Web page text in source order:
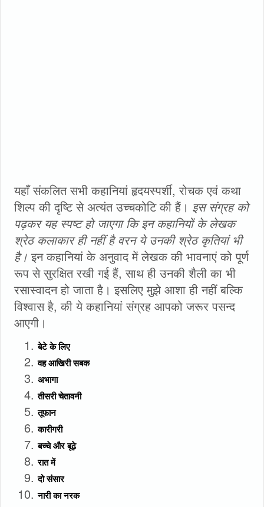
यहाँ संकलित सभी कहानियां हृदयस्पर्शी, रोचक एवं कथा
शिल्प की दृष्टि से अत्यंत उच्चकोटि की हैं। इस संग्रह को
पढ़कर यह स्पष्ट हो जाएगा कि इन कहानियों के लेखक
श्रेठ कलाकार ही नहीं है वरन ये उनकी श्रेठ कृतियां भी
है।इन कहानियां के अनुवाद में लेखक की भावनाएं को पूर्ण
रूप से सुरक्षित रखी गई हैं, साथ ही उनकी शैली का भी
रसास्वादन हो जाता है। इसलिए मुझे आशा ही नहीं बल्कि
विश्वास है, की ये कहानियां संग्रह आपको जरूर पसन्द
आएगी।
बेटे के लिए
वह आखिरी सबक
अभागा
तीसरी चेतावनी
तूफान
कारीगरी
बच्चे और बूढ़े
रात में
दो संसार
नारी का नरक